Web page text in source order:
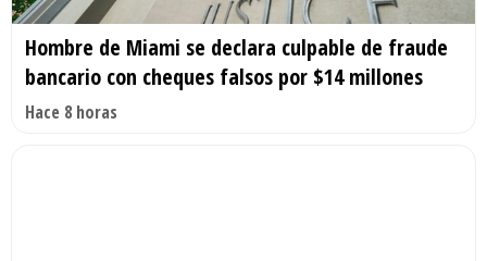
Hombre de Miami se declara culpable de fraude
bancario con cheques falsos por $14 millones
Hace 8 horas